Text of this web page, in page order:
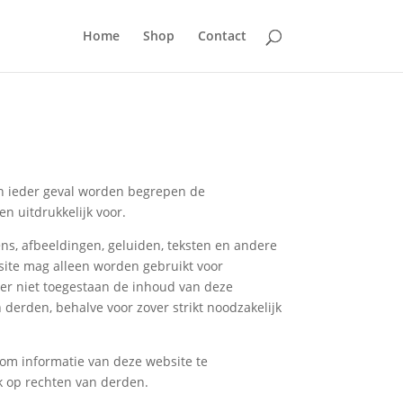
Home Shop Contact
ieder geval worden begrepen de
uitdrukkelijk voor.
afbeeldingen, geluiden, teksten en andere
mag alleen worden gebruikt voor
niet toegestaan de inhoud van deze
behalve voor zover strikt noodzakelijk
informatie van deze website te
op rechten van derden.